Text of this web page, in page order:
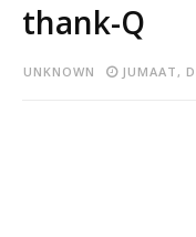
thank-Q
UNKNOWN JUMAAT,